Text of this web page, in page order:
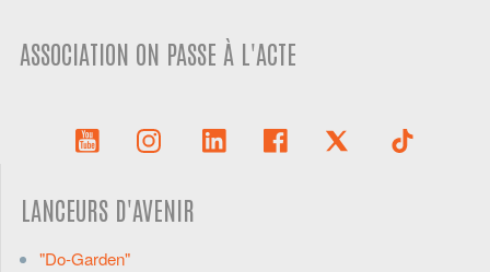
ASSOCIATION ON PASSE À L'ACTE
LANCEURS D'AVENIR
"Do-Garden"